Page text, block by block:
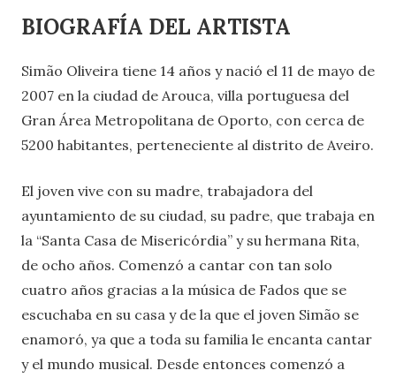
BIOGRAFÍA DEL ARTISTA
Simão Oliveira tiene 14 años y nació el 11 de mayo de
2007 en la ciudad de Arouca, villa portuguesa del
Gran Área Metropolitana de Oporto, con cerca de
5200 habitantes, perteneciente al distrito de Aveiro.
El joven vive con su madre, trabajadora del
ayuntamiento de su ciudad, su padre, que trabaja en
la “Santa Casa de Misericórdia” y su hermana Rita,
de ocho años. Comenzó a cantar con tan solo
cuatro años gracias a la música de Fados que se
escuchaba en su casa y de la que el joven Simão se
enamoró, ya que a toda su familia le encanta cantar
y el mundo musical. Desde entonces comenzó a